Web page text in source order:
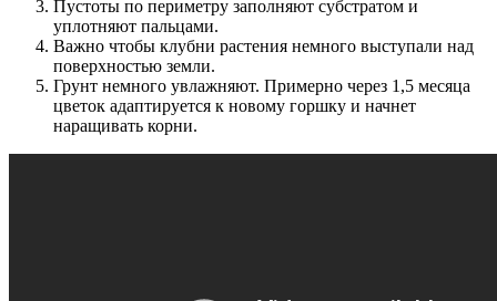
Пустоты по периметру заполняют субстратом и
уплотняют пальцами.
Важно чтобы клубни растения немного выступали над
поверхностью земли.
Грунт немного увлажняют. Примерно через 1,5 месяца
цветок адаптируется к новому горшку и начнет
наращивать корни.